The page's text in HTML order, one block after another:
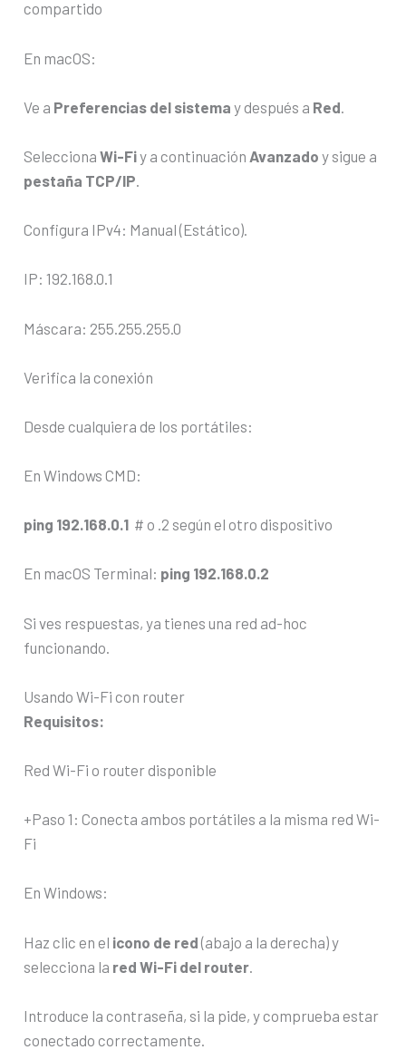
compartido
En macOS:
Ve a Preferencias del sistema y después a Red
SeleccionaWi-Fiy a continuación Avanzado y sigue a
pestaña TCP/IP
Configura IPv4: Manual (Estático).
IP: 192.168.0.1
Máscara: 255.255.255.0
Verifica la conexión
Desde cualquiera de los portátiles:
En Windows CMD:
ping 192.168.0.1 # o .2 según el otro dispositivo
En macOS Terminal: ping 192.168.0.2
Si ves respuestas, ya tienes una red ad-hoc
funcionando.
Usando Wi-Fi con router
Requisitos:
Red Wi-Fi o router disponible
+Paso 1: Conecta ambos portátiles a la misma red Wi-
Fi
En Windows:
Haz clic en el icono de red (abajo a la derecha) y
selecciona la red Wi-Fi del router
Introduce la contraseña, si la pide, y comprueba estar
conectado correctamente.